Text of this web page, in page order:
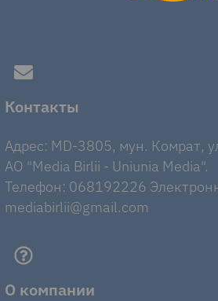
Контакты
Адрес: MD-3805, мун. Комрат,
AO "Media Birlii - Uniunia Media".
Телефон: 068192226
mediabirlii@gmail.com
О компании